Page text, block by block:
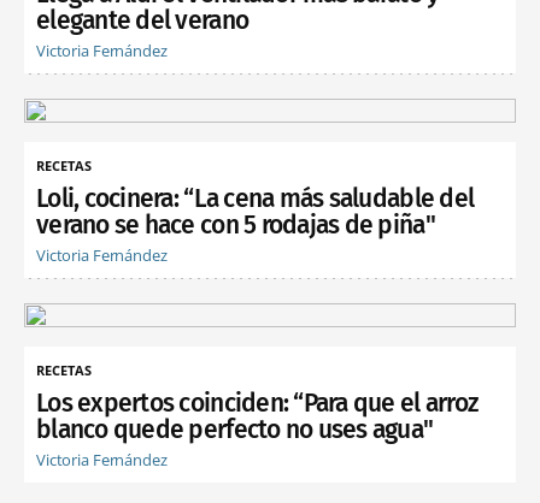
elegante del verano
Victoria Fernández
RECETAS
Loli, cocinera: “La cena más saludable del
verano se hace con 5 rodajas de piña"
Victoria Fernández
RECETAS
Los expertos coinciden: “Para que el arroz
blanco quede perfecto no uses agua"
Victoria Fernández